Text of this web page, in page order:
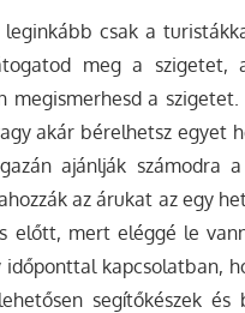
csak a
meg a szigetet,
a szigetet.
akár bérelhetsz egyet
ajánlják számodra
az árukat az egy
előtt, mert eléggé le
kapcsolatban,
segítőkészek és